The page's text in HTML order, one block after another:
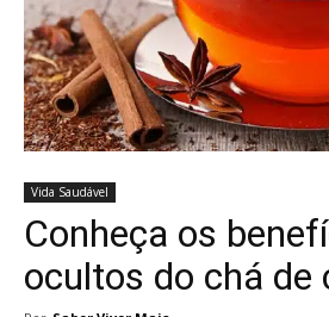
Vida Saudável
Conheça os
ocultos do chá de